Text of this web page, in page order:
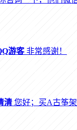
游客非常感谢！
清 您好；买A古筝